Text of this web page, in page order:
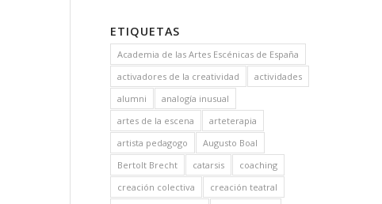
ETIQUETAS
Academia de las Artes Escénicas de España
activadores de la creatividad
actividades
alumni
analogía inusual
artes de la escena
arteterapia
artista pedagogo
Augusto Boal
Bertolt Brecht
catarsis
coaching
creación colectiva
creación teatral